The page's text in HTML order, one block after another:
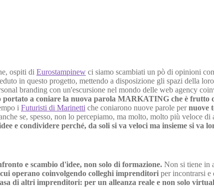
ospiti di Eurostampinew ci siamo scambiati un pò di opinioni
in questo progetto, mettendo a disposizione gli spazi della
branding con un'escursione nel mondo delle web agency
portato a coniare la nuova parola MARKATING che è
i Futuristi di Marinetti che coniarono nuove parole pernuove
se, spesso, non lo percepiamo, ma molto, molto più veloce di
e condividere perché, da soli si va veloci ma insieme si va
e scambio d'idee, non solo di formazione. Non si tiene in
operano coinvolgendo colleghi imprenditori per incontrarsi e
di altri imprenditori: per un alleanza reale e non solo